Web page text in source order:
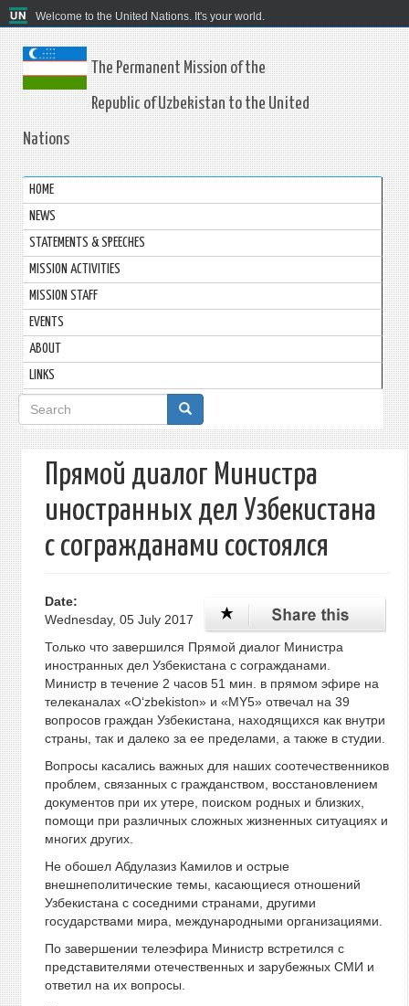
Welcome to the United Nations. It's your world.
The Permanent Mission of the
Republic of Uzbekistan to the United
Nations
HOME
NEWS
STATEMENTS & SPEECHES
MISSION ACTIVITIES
MISSION STAFF
EVENTS
ABOUT
LINKS
Search
form
Прямой диалог Министра
иностранных дел Узбекистана
с согражданами состоялся
Date:
Wednesday, 05 July 2017
Только что завершился Прямой диалог Министра
иностранных дел Узбекистана с согражданами.
Министр в течение 2 часов 51 мин. в прямом эфире на
телеканалах «O‘zbekiston» и «MY5» отвечал на 39
вопросов граждан Узбекистана, находящихся как внутри
страны, так и далеко за ее пределами, а также в студии.
Вопросы касались важных для наших соотечественников
проблем, связанных с гражданством, восстановлением
документов при их утере, поиском родных и близких,
помощи при различных сложных жизненных ситуациях и
многих других.
Не обошел Абдулазиз Камилов и острые
внешнеполитические темы, касающиеся отношений
Узбекистана с соседними странами, другими
государствами мира, международными организациями.
По завершении телеэфира Министр встретился с
представителями отечественных и зарубежных СМИ и
ответил на их вопросы.